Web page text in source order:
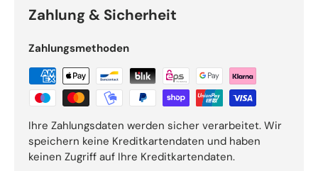
Zahlung & Sicherheit
Zahlungsmethoden
Ihre Zahlungsdaten werden sicher verarbeitet. Wir
speichern keine Kreditkartendaten und haben
keinen Zugriff auf Ihre Kreditkartendaten.